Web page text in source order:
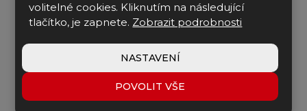
volitelné cookies. Kliknutím na následující
tlačítko, je zapnete. Zobrazit podrobnosti
NASTAVENÍ
POVOLIT VŠE